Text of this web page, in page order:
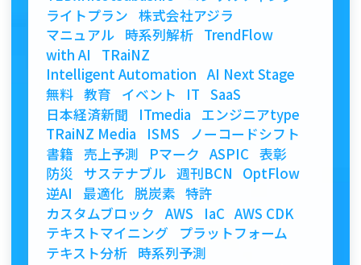
ライトプラン 株式会社アジラ
マニュアル 時系列解析 TrendFlow
with AI
TRaiNZ
Intelligent Automation AI Next Stage
無料 教育 イベント IT SaaS
日本経済新聞
ITmedia
エンジニアtype
TRaiNZ Media
ISMS
ノーコードシフト
書籍
売上予測 Pマーク ASPIC 表彰
防災 サステナブル 週刊BCN
OptFlow
逆AI
最適化 脱炭素 特許
カスタムブロック
AWS IaC AWS CDK
テキストマイニング
プラットフォーム
テキスト分析 時系列予測